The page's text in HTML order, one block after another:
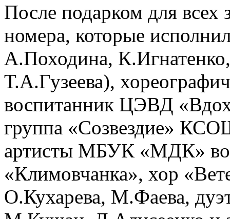
После подарком для всех
номера, которые
А.Походина,
Т.А.Гузеева),
воспитанник ЦЭВД
группа «Созвездие»
артисты МБУК «МДК»
«Климовчанка», хор
О.Кухарева, М.Фаева,